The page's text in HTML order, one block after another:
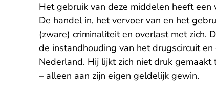
Het gebruik van deze middelen heeft
De handel in, het vervoer van en het
(zware) criminaliteit en overlast met zich.
de instandhouding van het drugscircuit
Nederland. Hij lijkt zich niet druk
– alleen aan zijn eigen geldelijk gewin.